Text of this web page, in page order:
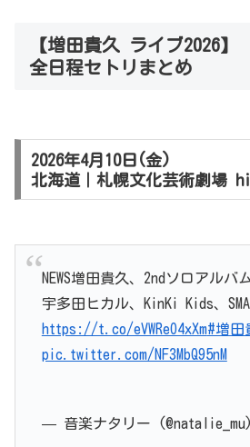
【増田貴久 ライブ2026】
全日程セトリまとめ
2026年4月10日(金)
北海道｜札幌文化芸術劇場
NEWS増田貴久、2ndソロアルバ
宇多田ヒカル、KinKi Kids、
https://t.co/eVWReO4xXm#増田
pic.twitter.com/NF3MbQ95nM
— 音楽ナタリー